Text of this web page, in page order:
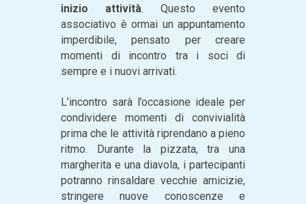
inizio attività. Questo evento
associativo è ormai un appuntamento
imperdibile, pensato per creare
momenti di incontro tra i soci di
sempre e i nuovi arrivati.
L’incontro sarà l’occasione ideale per
condividere momenti di convivialità
prima che le attività riprendano a pieno
ritmo. Durante la pizzata, tra una
margherita e una diavola, i partecipanti
potranno rinsaldare vecchie amicizie,
stringere nuove conoscenze e